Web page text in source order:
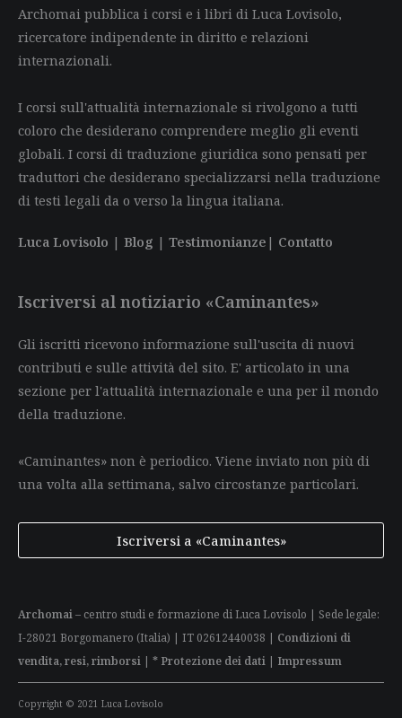
Archomai pubblica i corsi e i libri di Luca Lovisolo,
ricercatore indipendente in diritto e relazioni
internazionali.
I corsi sull'attualità internazionale si rivolgono a tutti
coloro che desiderano comprendere meglio gli eventi
globali. I corsi di traduzione giuridica sono pensati per
traduttori che desiderano specializzarsi nella traduzione
di testi legali da o verso la lingua italiana.
Luca Lovisolo | Blog | Testimonianze | Contatto
Iscriversi al notiziario «Caminantes»
Gli iscritti ricevono informazione sull'uscita di nuovi
contributi e sulle attività del sito. E' articolato in una
sezione per l'attualità internazionale e una per il mondo
della traduzione.
«Caminantes» non è periodico. Viene inviato non più di
una volta alla settimana, salvo circostanze particolari.
Iscriversi a «Caminantes»
Archomai– centro studi e formazione di Luca Lovisolo | Sede legale:
I-28021 Borgomanero (Italia) | IT 02612440038 | Condizioni di
vendita, resi, rimborsi | * Protezione dei dati | Impressum
Copyright © 2021 Luca Lovisolo